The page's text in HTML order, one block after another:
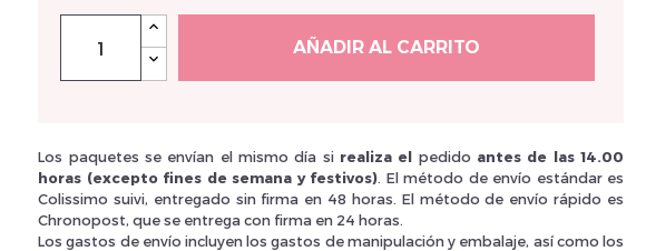
Nouveau
AÑADIR AL CARRITO
Los paquetes se envían el mismo día sirealiza el pedido antes de las 14.00
horas (excepto fines de semana y festivos) . El método de envío estándar es
Colissimo suivi, entregado sin firma en 48 horas. El método de envío rápido es
Chronopost, que se entrega con firma en 24 horas.
Los gastos de envío incluyen los gastos de manipulación y embalaje, así como los